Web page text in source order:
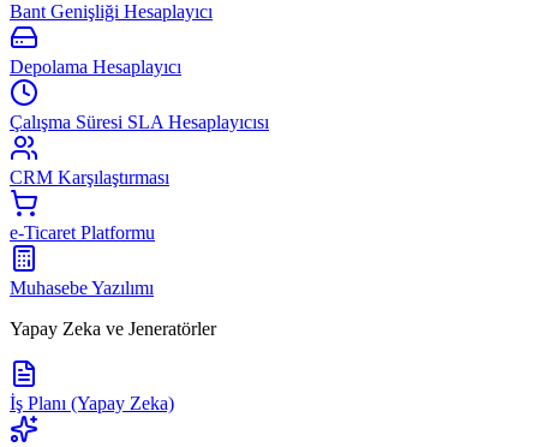
Bant Genişliği Hesaplayıcı
Depolama Hesaplayıcı
Çalışma Süresi SLA Hesaplayıcısı
CRM Karşılaştırması
e-Ticaret Platformu
Muhasebe Yazılımı
Yapay Zeka ve Jeneratörler
İş Planı (Yapay Zeka)